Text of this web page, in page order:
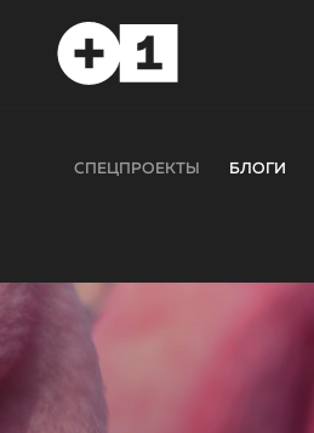
СПЕЦПРОЕКТЫ БЛОГИ